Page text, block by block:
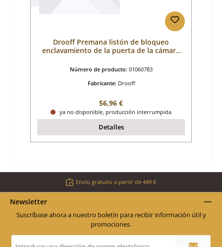
Drooff Premana listón de bloqueo
enclavamiento de la puerta de la cámara
Número de producto: 01060783
Fabricante: Drooff
Precio normal:
56,96 €
ya no disponible, producción interrumpida
Detalles
Envío gratuito a partir de 449 €
Newsletter
Suscríbase ahora a nuestro boletín para recibir información útil y
promociones.